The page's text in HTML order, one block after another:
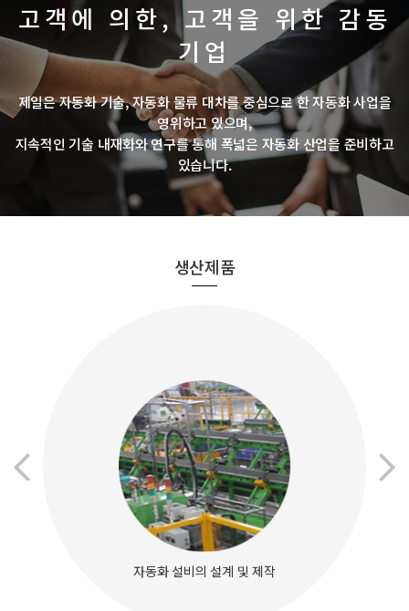
고객에 의한, 고객을 위한 감동
기업
제일은 자동화 기술, 자동화 물류 대차를 중심으로 한 자동화 사업을
영위하고 있으며,
지속적인 기술 내재화와 연구를 통해 폭넓은 자동화 산업을 준비하고
있습니다.
생산제품
자동화 설비의 설계 및 제작